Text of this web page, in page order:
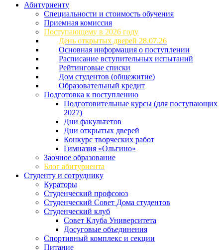
Абитуриенту
Специальности и стоимость обучения
Приемная комиссия
Поступающему в 2026 году
День открытых дверей 28.07.26
Основная информация о поступлении
Расписание вступительных испытаний
Рейтинговые списки
Дом студентов (общежитие)
Образовательный кредит
Подготовка к поступлению
Подготовительные курсы (для поступающих
2027)
Дни факультетов
Дни открытых дверей
Конкурс творческих работ
Гимназия «Ольгино»
Заочное образование
Блог абитуриента
Студенту и сотруднику
Кураторы
Студенческий профсоюз
Студенческий Совет Дома студентов
Студенческий клуб
Совет Клуба Университета
Досуговые объединения
Спортивный комплекс и секции
Питание